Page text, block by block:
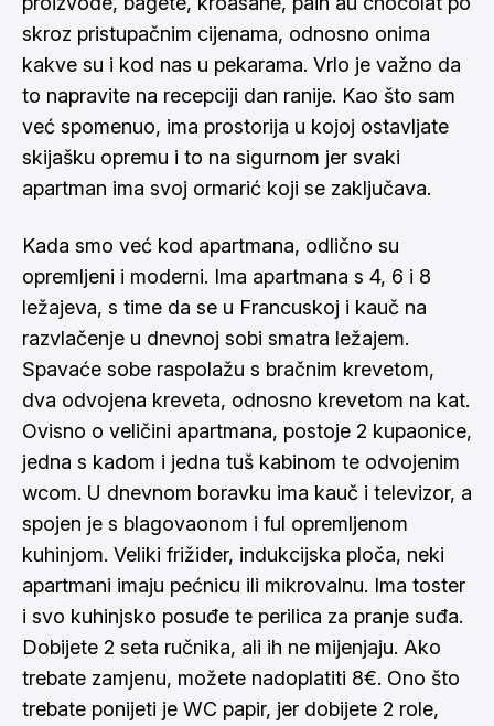
skroz pristupačnim cijenama, odnosno onima
kakve su i kod nas u pekarama. Vrlo je važno da
to napravite na recepciji dan ranije. Kao što sam
već spomenuo, ima prostorija u kojoj ostavljate
skijašku opremu i to na sigurnom jer svaki
apartman ima svoj ormarić koji se zaključava.
Kada smo već kod apartmana, odlično su
opremljeni i moderni. Ima apartmana s 4, 6 i 8
ležajeva, s time da se u Francuskoj i kauč na
razvlačenje u dnevnoj sobi smatra ležajem.
Spavaće sobe raspolažu s bračnim krevetom,
dva odvojena kreveta, odnosno krevetom na kat.
Ovisno o veličini apartmana, postoje 2 kupaonice,
jedna s kadom i jedna tuš kabinom te odvojenim
wcom. U dnevnom boravku ima kauč i televizor, a
spojen je s blagovaonom i ful opremljenom
kuhinjom. Veliki frižider, indukcijska ploča, neki
apartmani imaju pećnicu ili mikrovalnu. Ima toster
i svo kuhinjsko posuđe te perilica za pranje suđa.
Dobijete 2 seta ručnika, ali ih ne mijenjaju. Ako
trebate zamjenu, možete nadoplatiti 8€. Ono što
trebate ponijeti je WC papir, jer dobijete 2 role,